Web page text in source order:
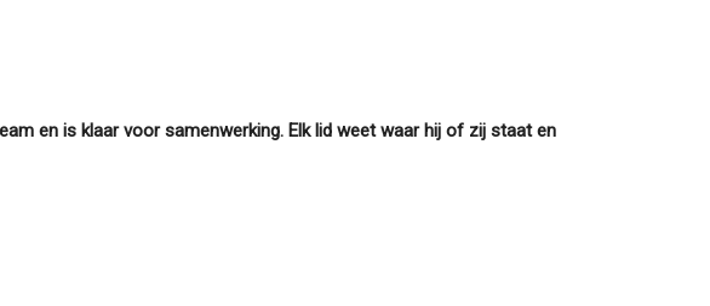
en is klaar voor samenwerking. Elk lid weet waar hij of zij staat en